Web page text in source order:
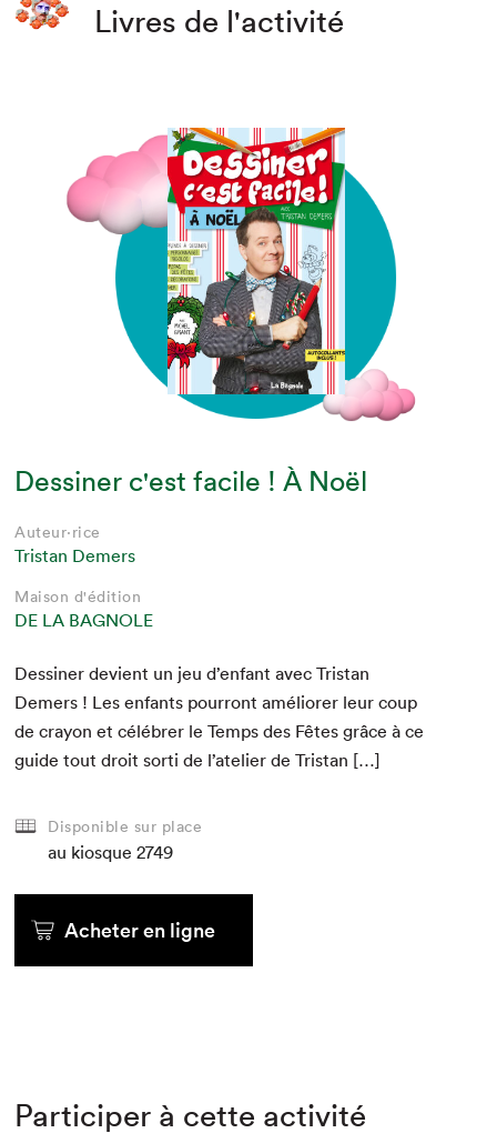
Livres de l'activité
Dessiner c'est facile ! À Noël
Auteur·rice
Tristan Demers
Maison d'édition
DE LA BAGNOLE
Dessin­er devient un jeu d’enfant avec Tris­tan
Demers ! Les enfants pour­ront amélior­er leur coup
de cray­on et célébr­er le Temps des Fêtes grâce à ce
guide tout droit sor­ti de l’atelier de Tristan […]
Disponible sur place
au kiosque 2749
Acheter en ligne
Participer à cette activité